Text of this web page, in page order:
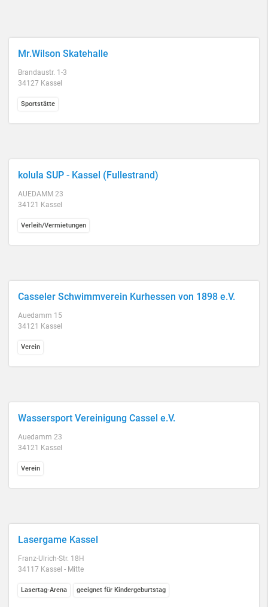
Mr.Wilson Skatehalle
Brandaustr. 1-3
34127 Kassel
Sportstätte
kolula SUP - Kassel (Fullestrand)
AUEDAMM 23
34121 Kassel
Verleih/Vermietungen
Casseler Schwimmverein Kurhessen von 1898 e.V.
Auedamm 15
34121 Kassel
Verein
Wassersport Vereinigung Cassel e.V.
Auedamm 23
34121 Kassel
Verein
Lasergame Kassel
Franz-Ulrich-Str. 18H
34117 Kassel - Mitte
Lasertag-Arena geeignet für Kindergeburtstag